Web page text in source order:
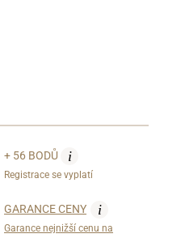
+ 56 BODŮ i
Registrace se vyplatí
GARANCE CENY i
Garance nejnižší cenu na